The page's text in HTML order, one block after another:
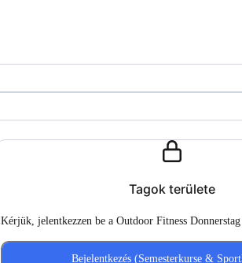
Tagok területe
Kérjük, jelentkezzen be a Outdoor Fitness
Bejelentkezés (Semesterkurse &